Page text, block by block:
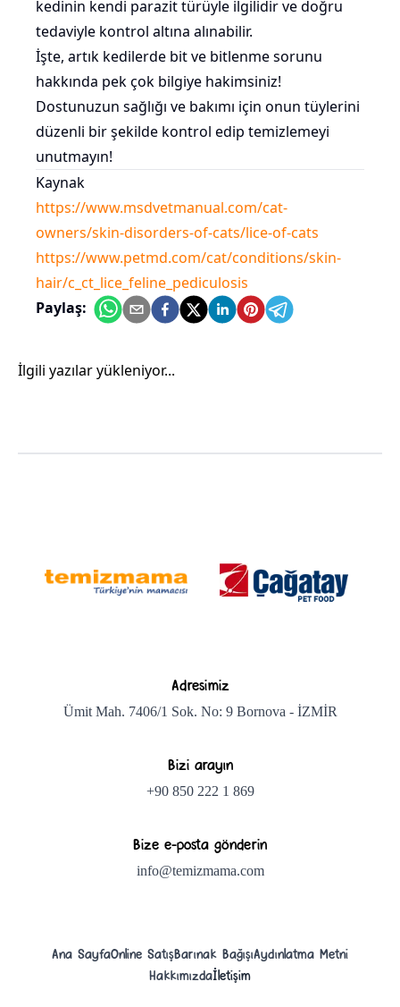
kedinin kendi parazit türüyle ilgilidir ve doğru
tedaviyle kontrol altına alınabilir.
İşte, artık kedilerde bit ve bitlenme sorunu
hakkında pek çok bilgiye hakimsiniz!
Dostunuzun sağlığı ve bakımı için onun tüylerini
düzenli bir şekilde kontrol edip temizlemeyi
unutmayın!
Kaynak
https://www.msdvetmanual.com/cat-
owners/skin-disorders-of-cats/lice-of-cats
https://www.petmd.com/cat/conditions/skin-
hair/c_ct_lice_feline_pediculosis
Paylaş:
İlgili yazılar yükleniyor...
Adresimiz
Ümit Mah. 7406/1 Sok. No: 9 Bornova - İZMİR
Bizi arayın
+90 850 222 1 869
Bize e-posta gönderin
info@temizmama.com
Ana SayfaOnline SatışBarınak BağışıAydınlatma Metni
Hakkımızdaİletişim